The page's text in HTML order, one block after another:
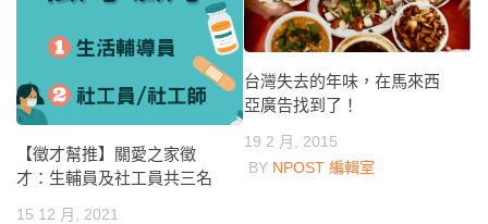
【徵才幫推】關愛之家徵
才：生輔員及社工員共三名
15 12 月, 2021
台灣失去的年味，在馬來西
亞廣告找到了！
19 2 月, 2015
BY NPOST 編輯室